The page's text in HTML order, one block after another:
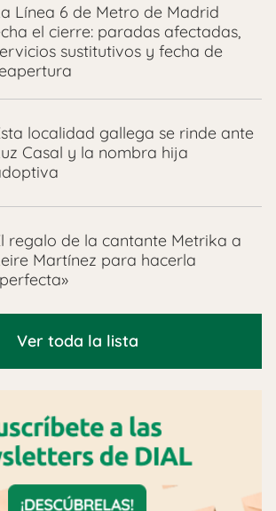
Línea 6 de Metro de Madrid
el cierre: paradas afectadas,
sustitutivos y fecha de
localidad gallega se rinde ante
Casal y la nombra hija
regalo de la cantante Metrika a
Martínez para hacerla
Ver toda la lista